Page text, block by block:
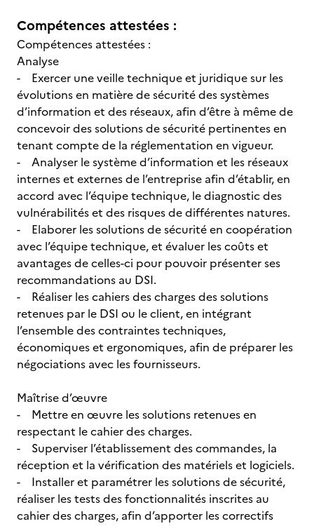
Compétences attestées :
Compétences attestées :
Analyse
- Exercer une veille technique et juridique sur les
évolutions en matière de sécurité des systèmes
d’information et des réseaux, afin d’être à même de
concevoir des solutions de sécurité pertinentes en
tenant compte de la réglementation en vigueur.
- Analyser le système d’information et les réseaux
internes et externes de l’entreprise afin d’établir, en
accord avec l’équipe technique, le diagnostic des
vulnérabilités et des risques de différentes natures.
- Elaborer les solutions de sécurité en coopération
avec l’équipe technique, et évaluer les coûts et
avantages de celles-ci pour pouvoir présenter ses
recommandations au DSI.
- Réaliser les cahiers des charges des solutions
retenues par le DSI ou le client, en intégrant
l’ensemble des contraintes techniques,
économiques et ergonomiques, afin de préparer les
négociations avec les fournisseurs.
Maîtrise d’œuvre
- Mettre en œuvre les solutions retenues en
respectant le cahier des charges.
- Superviser l’établissement des commandes, la
réception et la vérification des matériels et logiciels.
- Installer et paramétrer les solutions de sécurité,
réaliser les tests des fonctionnalités inscrites au
cahier des charges, afin d’apporter les correctifs